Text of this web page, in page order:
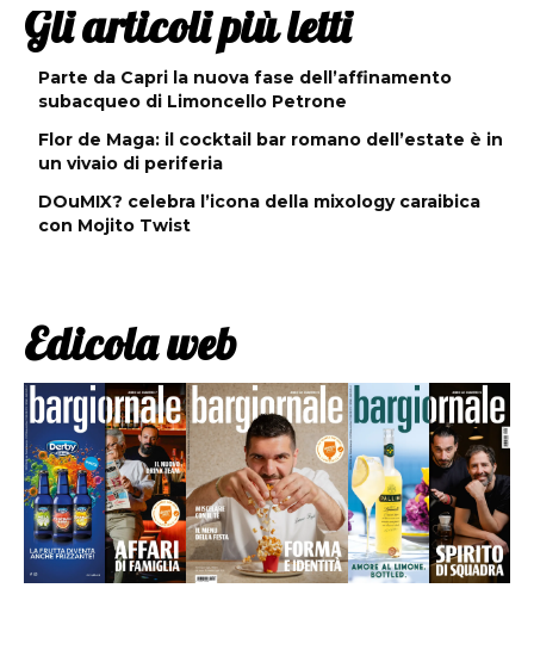
Gli articoli più letti
Parte da Capri la nuova fase dell’affinamento
subacqueo di Limoncello Petrone
Flor de Maga: il cocktail bar romano dell’estate è in
un vivaio di periferia
DOuMIX? celebra l’icona della mixology caraibica
con Mojito Twist
Edicola web